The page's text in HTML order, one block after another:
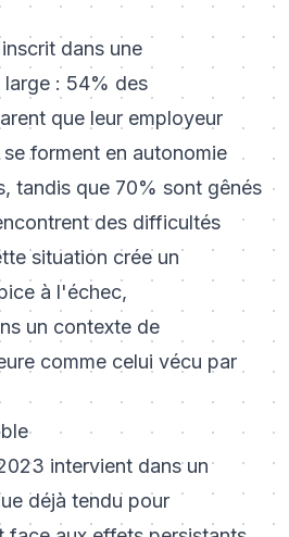
dans une
: 54% des
que leur employeur
forment en autonomie
tandis que 70% sont gênés
des difficultés
situation crée un
à l'échec,
un contexte de
comme celui vécu par
intervient dans un
déjà tendu pour